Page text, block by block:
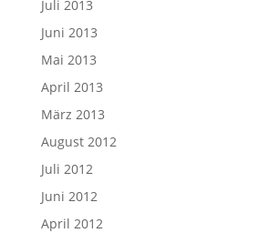
Juli 2013
Juni 2013
Mai 2013
April 2013
März 2013
August 2012
Juli 2012
Juni 2012
April 2012